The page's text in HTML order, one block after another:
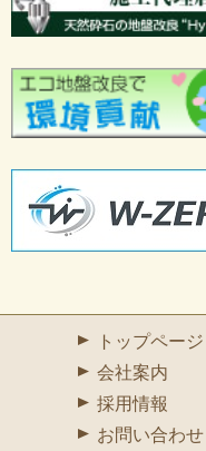
トップページ
会社案内
採用情報
お問い合わせ